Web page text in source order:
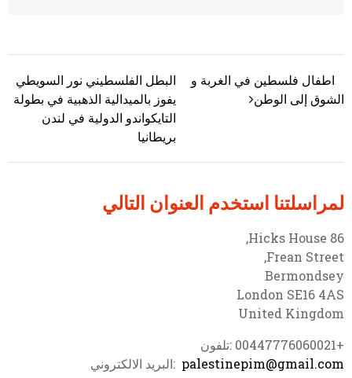
تصفّح المقالات
البطل الفلسطيني نور السويطي
يفوز بالميدالية الذهبية في بطولة
التايكواندو الدولية في لندن
بريطانيا
اطفال فلسطين في الغربة و
الشوق إلى الوطن
لمراسلتنا استخدم العنوان التالي
86 Hicks House,
Frean Street,
Bermondsey
London SE16 4AS
United Kingdom
+00447776060021 :تلفون
palestinepim@gmail.com :البريد الالكتروني